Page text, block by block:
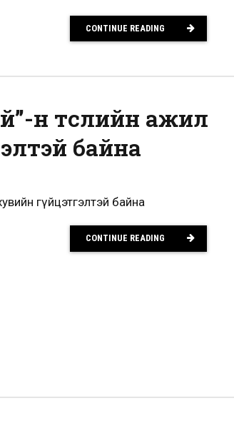
CONTINUE READING
н төслийн ажил
байна
гүйцэтгэлтэй байна
CONTINUE READING